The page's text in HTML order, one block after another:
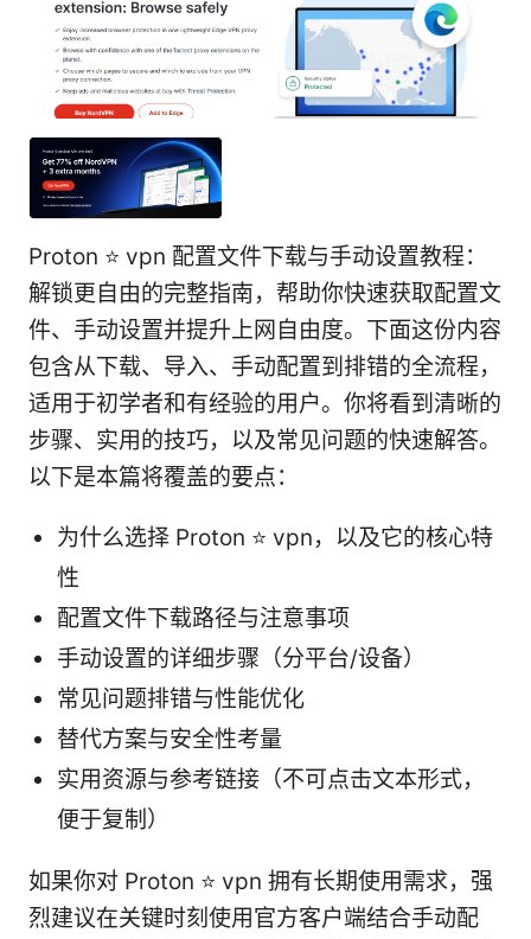
Proton ⭐ vpn 配置文件下载与手动设置教程：
解锁更自由的完整指南，帮助你快速获取配置文
件、手动设置并提升上网自由度。下面这份内容
包含从下载、导入、手动配置到排错的全流程，
适用于初学者和有经验的用户。你将看到清晰的
步骤、实用的技巧，以及常见问题的快速解答。
以下是本篇将覆盖的要点：
为什么选择 Proton ⭐ vpn，以及它的核心特
性
配置文件下载路径与注意事项
手动设置的详细步骤（分平台/设备）
常见问题排错与性能优化
替代方案与安全性考量
实用资源与参考链接（不可点击文本形式，
便于复制）
如果你对 Proton ⭐ vpn 拥有长期使用需求，强
烈建议在关键时刻使用官方客户端结合手动配